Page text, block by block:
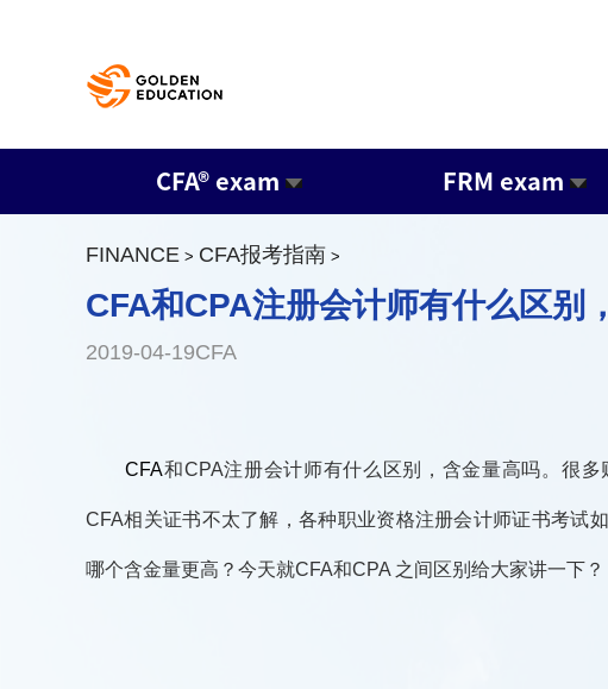
CFA® exam FRM exam
FINANCE > CFA报考指南 >
CFA和CPA注册会计师有什么区别
2019-04-19CFA
CFA和CPA注册会计师有什么区别，含金量高吗。很
CFA相关证书不太了解，各种职业资格注册会计师证书考试
哪个含金量更高？今天就CFA和CPA 之间区别给大家讲一下？